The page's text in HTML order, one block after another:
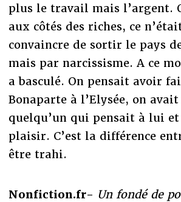
plus le travail mais l’argent.
aux côtés des riches, ce
convaincre de sortir le pays
mais par narcissisme. A ce
a basculé. On pensait avoir
Bonaparte à l’Elysée, on
quelqu’un qui pensait à lui et
plaisir. C’est la différence
être trahi.
Nonfiction.fr- Un fondé de